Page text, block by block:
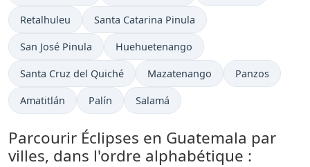
Retalhuleu Santa Catarina Pinula
San José Pinula Huehuetenango
Santa Cruz del Quiché Mazatenango Panzos
Amatitlán Palín Salamá
Parcourir Éclipses en Guatemala par
villes, dans l'ordre alphabétique :